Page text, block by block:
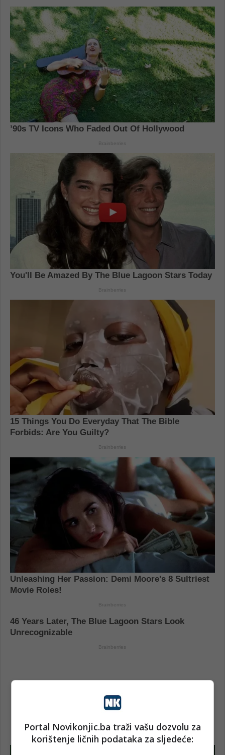
Portal Novikonjic.ba traži vašu dozvolu za
korištenje ličnih podataka za sljedeće: